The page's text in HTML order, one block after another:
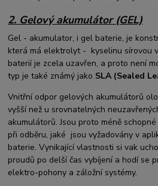
2. Gelový akumulátor (GEL)
Gel - akumulator, i gel baterie, je
která má elektrolyt - kyselinu sírovou
baterií je zcela uzavřen, a proto není
typ je také známý jako SLA (Sealed
Vnitřní odpor gelových akumulátorů
vyšší než u srovnatelných
akumulátorů. Jsou proto méně
při odběru, jaké jsou vyžadovány v
baterie. Vynikající vlastnosti si vak
proudů po delší čas vybíjení a hodí se
elektro-pohony a záložní systémy.